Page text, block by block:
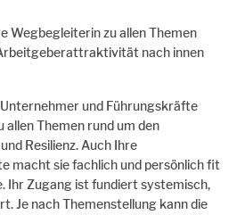
Wegbegleiterin zu allen Themen
nach innen
und Führungskräfte
allen Themen rund um den
Resilienz. Auch Ihre
macht sie fachlich und persönlich fit
Ihr Zugang ist fundiert systemisch,
Je nach Themenstellung kann die